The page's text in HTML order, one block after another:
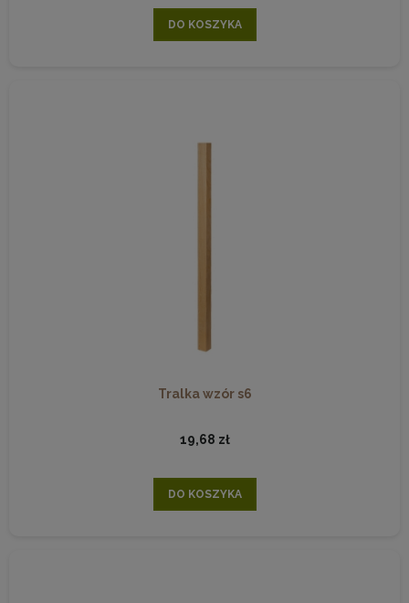
DO KOSZYKA
Tralka wzór s6
19,68 zł
DO KOSZYKA